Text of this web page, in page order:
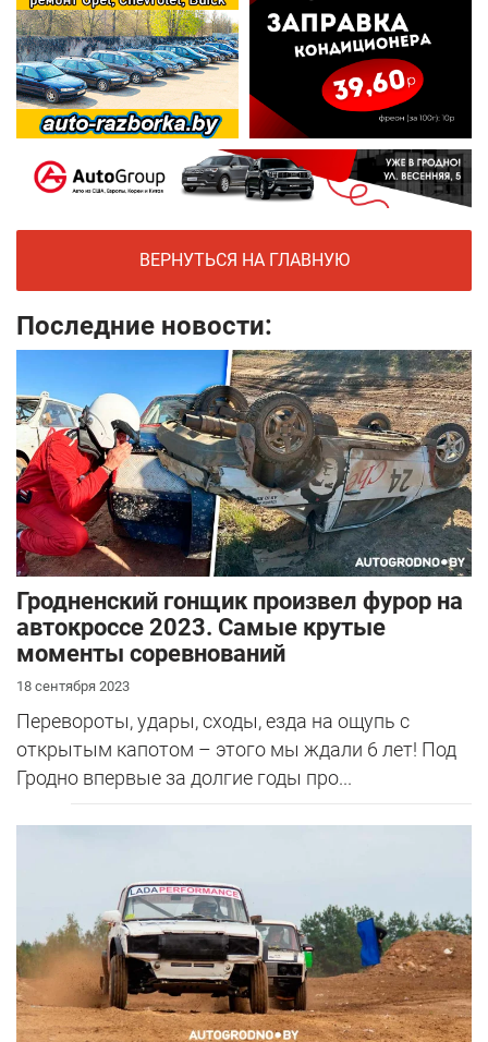
ВЕРНУТЬСЯ НА ГЛАВНУЮ
Последние новости:
Гродненский гонщик произвел фурор на
автокроссе 2023. Самые крутые
моменты соревнований
18 сентября 2023
Перевороты, удары, сходы, езда на ощупь с
открытым капотом – этого мы ждали 6 лет! Под
Гродно впервые за долгие годы про...